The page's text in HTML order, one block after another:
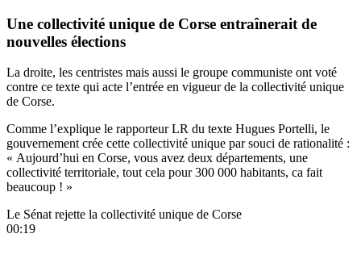
Une collectivité unique de Corse entraînerait de
nouvelles élections
La droite, les centristes mais aussi le groupe communiste ont voté
contre ce texte qui acte l’entrée en vigueur de la collectivité unique
de Corse.
Comme l’explique le rapporteur LR du texte Hugues Portelli, le
gouvernement crée cette collectivité unique par souci de rationalité :
« Aujourd’hui en Corse, vous avez deux départements, une
collectivité territoriale, tout cela pour 300 000 habitants, ca fait
beaucoup ! »
Le Sénat rejette la collectivité unique de Corse
00:19